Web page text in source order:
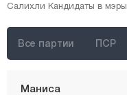
Салихли Кандидаты в мэры
Все партии ПСР
Конья
Малатья
Маниса